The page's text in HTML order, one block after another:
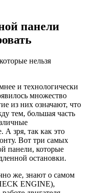
панели
и технологически
множество
из них означают, что
тем, большая часть
зря, так как это
Вот три самых
панели, которые
остановки.
же, знают о самом
ENGINE),